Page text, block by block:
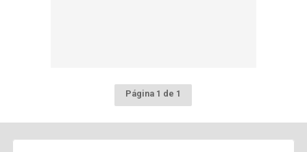
Página 1 de 1